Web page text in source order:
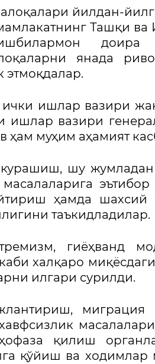
йилдан-
Ташқи
доира
янада
этмоқдалар.
ишлар вазири
ишлар вазири
ҳам муҳим аҳамият
шу
эътибор
ҳамда шахсий
таъкидладилар.
гиёҳванд
халқаро миқёсдаги
илгари сурилди.
миграция
қилиш
қўйиш ва ходимлар